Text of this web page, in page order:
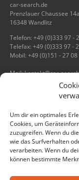
Um dir ein optimales
Cookies, um
zuzugreifen. Wenn du
wie das Surfverhalten
verarbeiten. Wenn du
können bestimmte
car-search.de
Prenzlauer Chaussee 14a
16348 Wandlitz
Telefon: +49 (0)333 97 -
Telefax: +49 (0)333 97 -
Mobil: +49 (0)151 - 27 08
Mail: kontakt@car-
Informationen
Impressum
Datenschutz